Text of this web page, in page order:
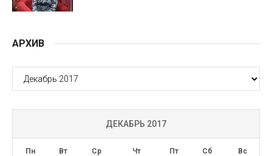
АРХИВ
АРХИВ
ДЕКАБРЬ 2017
Пн Вт Ср Чт Пт Сб Вс